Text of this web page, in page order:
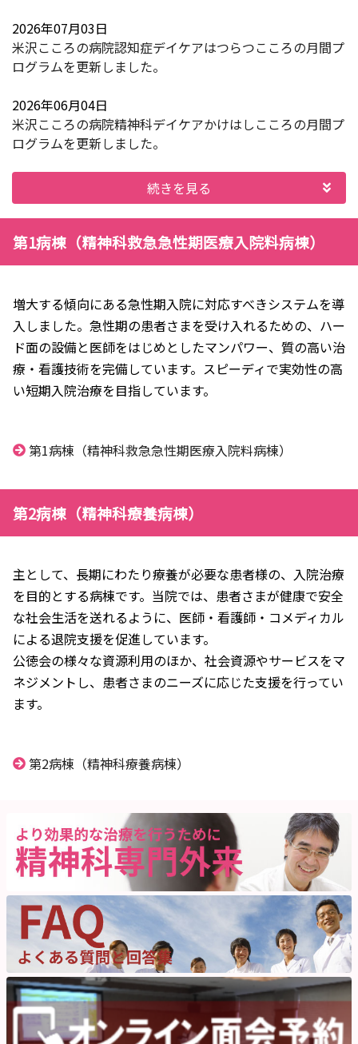
2026年07月03日
米沢こころの病院認知症デイケアはつらつこころの月間プ
ログラムを更新しました。
2026年06月04日
米沢こころの病院精神科デイケアかけはしこころの月間プ
ログラムを更新しました。
続きを見る
第1病棟（精神科救急急性期医療入院料病棟）
増大する傾向にある急性期入院に対応すべきシステムを導
入しました。急性期の患者さまを受け入れるための、ハー
ド面の設備と医師をはじめとしたマンパワー、質の高い治
療・看護技術を完備しています。スピーディで実効性の高
い短期入院治療を目指しています。
第1病棟（精神科救急急性期医療入院料病棟）
第2病棟（精神科療養病棟）
主として、長期にわたり療養が必要な患者様の、入院治療
を目的とする病棟です。当院では、患者さまが健康で安全
な社会生活を送れるように、医師・看護師・コメディカル
による退院支援を促進しています。
公徳会の様々な資源利用のほか、社会資源やサービスをマ
ネジメントし、患者さまのニーズに応じた支援を行ってい
ます。
第2病棟（精神科療養病棟）